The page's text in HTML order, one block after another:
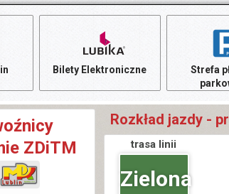
Bilety Elektroniczne
Strefa
ZDiTM
Rozkład jazdy -
trasa linii
Zielona